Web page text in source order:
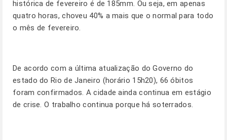
histórica de fevereiro é de 185mm. Ou seja, em apenas
quatro horas, choveu 40% a mais que o normal para todo
o mês de fevereiro.
De acordo com a última atualização do Governo do
estado do Rio de Janeiro (horário 15h20), 66 óbitos
foram confirmados. A cidade ainda continua em estágio
de crise. O trabalho continua porque há soterrados.